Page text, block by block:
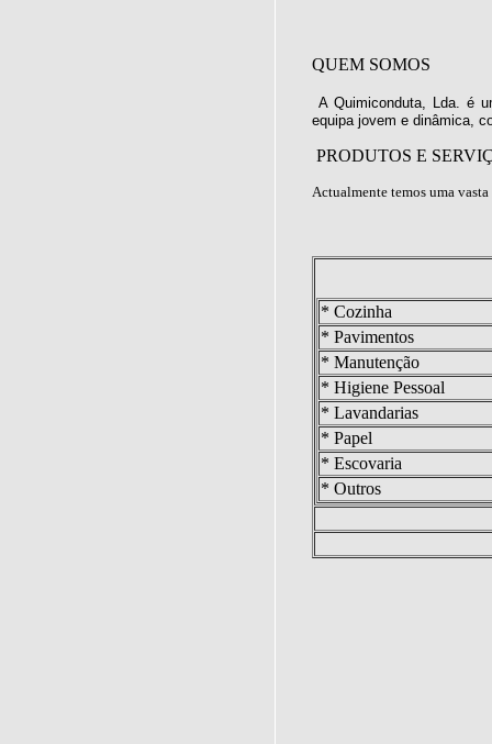
QUEM SOMOS
A Quimiconduta, Lda. é
equipa jovem e dinâmica,
PRODUTOS E
Actualmente temos uma
* Cozinha
* Pavimentos
* Manutenção
* Higiene Pessoal
* Lavandarias
* Papel
* Escovaria
* Outros